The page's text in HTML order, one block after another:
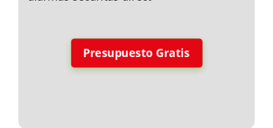
Presupuesto Gratis